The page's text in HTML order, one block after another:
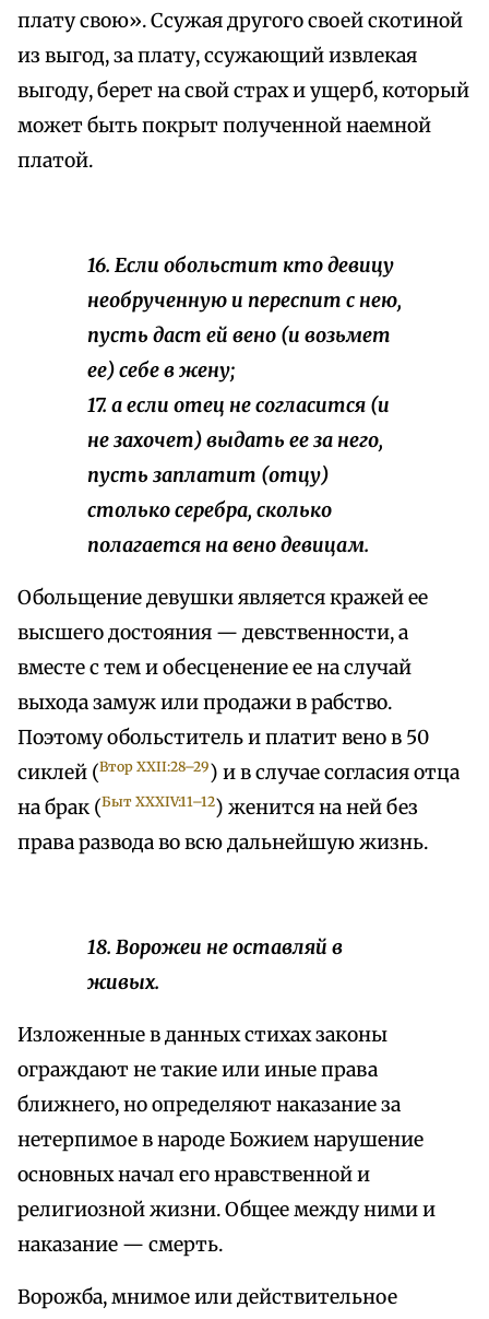
плату свою». Ссужая другого своей скотиной
из выгод, за плату, ссужающий извлекая
выгоду, берет на свой страх и ущерб, который
может быть покрыт полученной наемной
платой.
16. Если обольстит кто девицу
необрученную и переспит с нею,
пусть даст ей вено (и возьмет
ее) себе в жену;
17. а если отец не согласится (и
не захочет) выдать ее за него,
пусть заплатит (отцу)
столькосеребра, сколько
полагаетсяна вено девицам.
Обольщение девушки является кражей ее
высшего достояния — девственности, а
вместе с тем и обесценение ее на случай
выхода замуж или продажи в рабство.
Поэтому обольститель и платит вено в 50
сиклей (Втор XXII:28–29) и в случае согласия отца
на брак (Быт XXXIV:11–12) женится на ней без
права развода во всю дальнейшую жизнь.
18. Ворожеи не оставляй в
живых.
Изложенные в данных стихах законы
ограждают не такие или иные права
ближнего, но определяют наказание за
нетерпимое в народе Божием нарушение
основных начал его нравственной и
религиозной жизни. Общее между ними и
наказание — смерть.
Ворожба, мнимое или действительное